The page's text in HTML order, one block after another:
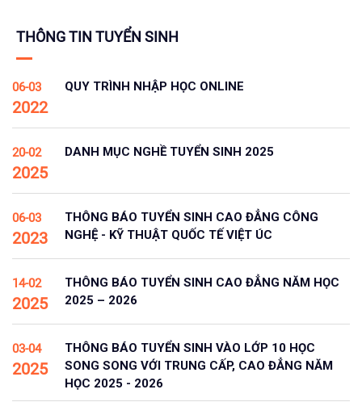
THÔNG TIN TUYỂN SINH
06-03
2022
QUY TRÌNH NHẬP HỌC ONLINE
20-02
2025
DANH MỤC NGHỀ TUYỂN SINH 2025
06-03
2023
THÔNG BÁO TUYỂN SINH CAO ĐẲNG CÔNG
NGHỆ - KỸ THUẬT QUỐC TẾ VIỆT ÚC
14-02
2025
THÔNG BÁO TUYỂN SINH CAO ĐẲNG NĂM HỌC
2025 – 2026
03-04
2025
THÔNG BÁO TUYỂN SINH VÀO LỚP 10 HỌC
SONG SONG VỚI TRUNG CẤP, CAO ĐẲNG NĂM
HỌC 2025 - 2026